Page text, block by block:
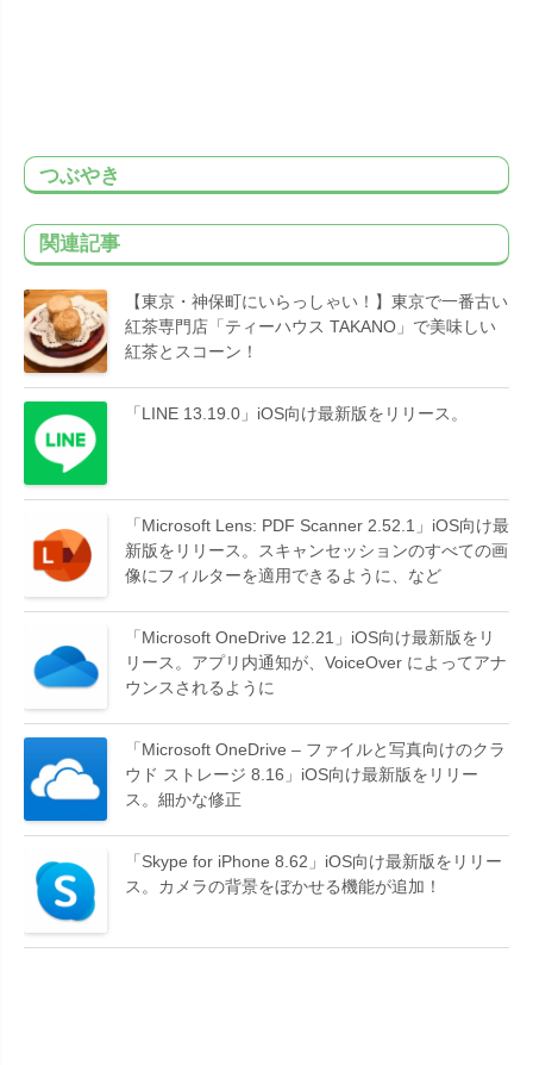
つぶやき
関連記事
【東京・神保町にいらっしゃい！】東京で一番古い
紅茶専門店「ティーハウス TAKANO」で美味しい
紅茶とスコーン！
「LINE 13.19.0」iOS向け最新版をリリース。
「Microsoft Lens: PDF Scanner 2.52.1」iOS向け最
新版をリリース。スキャンセッションのすべての画
像にフィルターを適用できるように、など
「Microsoft OneDrive 12.21」iOS向け最新版をリ
リース。アプリ内通知が、VoiceOver によってアナ
ウンスされるように
「Microsoft OneDrive – ファイルと写真向けのクラ
ウド ストレージ 8.16」iOS向け最新版をリリー
ス。細かな修正
「Skype for iPhone 8.62」iOS向け最新版をリリー
ス。カメラの背景をぼかせる機能が追加！